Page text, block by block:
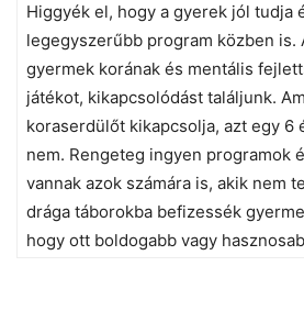
Higgyék el, hogy a gyerek jól tudja
legegyszerűbb program közben is.
gyermek korának és mentális
játékot, kikapcsolódást találjunk.
koraserdülőt kikapcsolja, azt egy 6
nem. Rengeteg ingyen programok
vannak azok számára is, akik nem
drága táborokba befizessék
hogy ott boldogabb vagy